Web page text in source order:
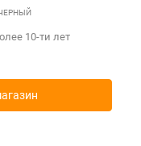
10-ти лет